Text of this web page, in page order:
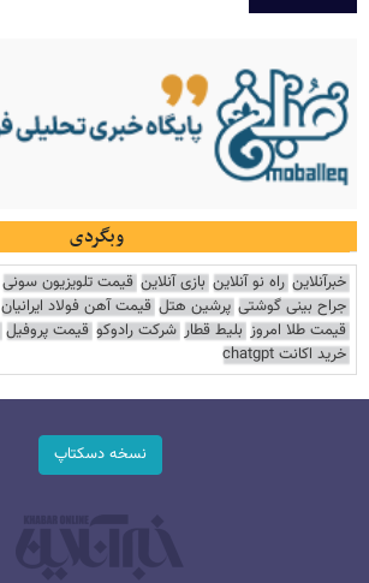
وبگردی
خبرآنلاین راه نو آنلاین بازی آنلاین قیمت تلویزیون سونی
جراح بینی گوشتی پرشین هتل قیمت آهن فولاد ایرانیان
قیمت طلا امروز بلیط قطار شرکت رادوکو قیمت پروفیل
خرید اکانت chatgpt
نسخه دسکتاپ